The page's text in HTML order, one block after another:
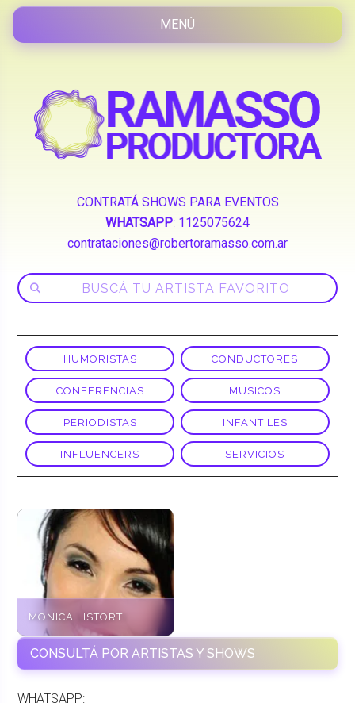
CONTRATÁ SHOWS PARA EVENTOS
WHATSAPP: 1125075624
contrataciones@robertoramasso.com.ar
HUMORISTAS CONDUCTORES
CONFERENCIAS MUSICOS
PERIODISTAS INFANTILES
INFLUENCERS SERVICIOS
MONICA LISTORTI
CONSULTÁ POR ARTISTAS Y SHOWS
WHATSAPP: